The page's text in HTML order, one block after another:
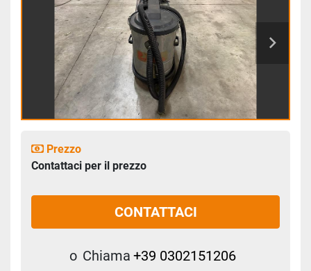
Prezzo
Contattaci per il prezzo
CONTATTACI
o Chiama +39 0302151206